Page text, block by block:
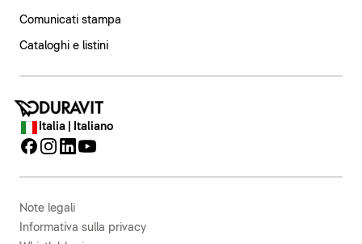
Comunicati stampa
Cataloghi e listini
Italia | Italiano
Note legali
Informativa sulla privacy